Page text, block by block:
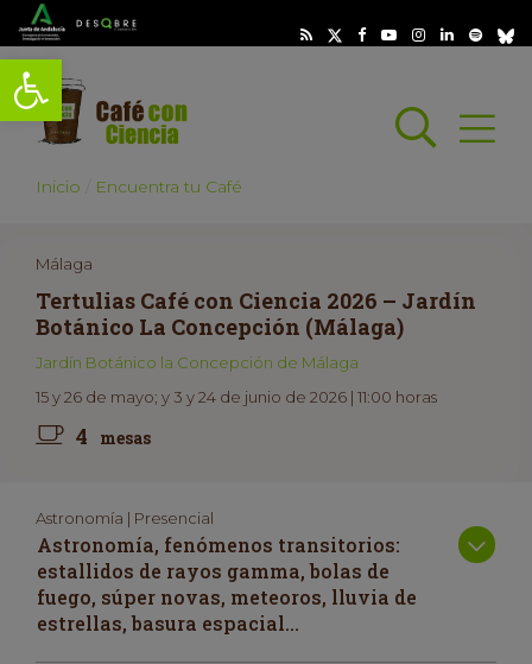
Abrir barra de herramientas
Abrir
Inicio Encuentra tu Café
Málaga
Tertulias Café con Ciencia 2026 – Jardín
Botánico La Concepción (Málaga)
Jardín Botánico la Concepción de Málaga
15 y 26 de mayo; y 3 y 24 de junio de 2026 | 11:00 horas
4 mesas
Astronomía | Presencial
Astronomía, fenómenos transitorios:
estallidos de rayos gamma, bolas de
fuego, súper novas, meteoros, lluvia de
estrellas, basura espacial…